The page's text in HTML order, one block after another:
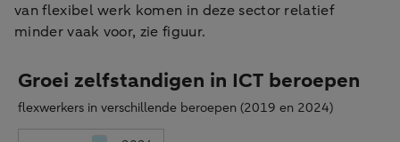
van flexibel werk komen in deze sector relatief
minder vaak voor, zie figuur.